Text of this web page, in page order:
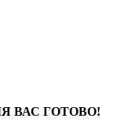
ВАС ГОТОВО!